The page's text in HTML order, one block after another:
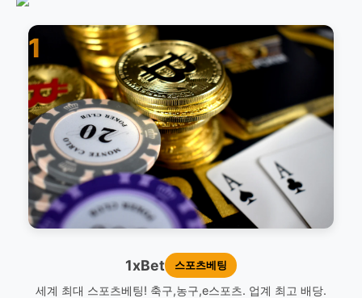
1
1xBet 스포츠베팅
세계 최대 스포츠베팅! 축구,농구,e스포츠. 업계 최고 배당.